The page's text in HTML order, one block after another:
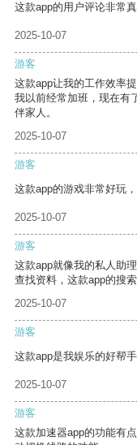
这款app的用户评论非常
2025-10-07
游客
这款app让我的工作效率
我以前经常加班，现在有
伴家人。
2025-10-07
游客
这款app的游戏非常好玩
2025-10-07
游客
这款app就像我的私人助
查找资料，这款app的搜
2025-10-07
游客
这款app是我娱乐的好帮
2025-10-07
游客
这款加速器app的功能有